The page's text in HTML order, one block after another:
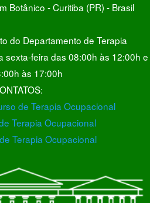
170 - Jardim Botânico - Curitiba (PR) - Brasil
do Departamento de Terapia
sexta-feira das 08:00h às 12:00h e
às 17:00h
de Terapia Ocupacional
Terapia Ocupacional
Terapia Ocupacional